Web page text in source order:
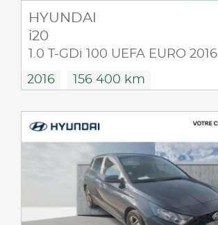
HYUNDAI
i20
1.0 T-GDi 100 UEFA EURO 2016
2016 156 400 km